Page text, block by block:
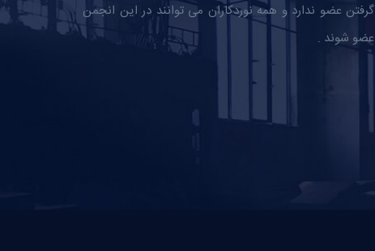
گرفتن عضو ندارد و همه نوردکاران می توانند در این انجمن
عضو شوند .